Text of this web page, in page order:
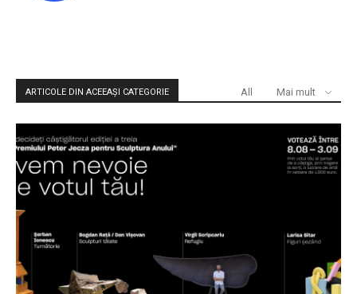
ARTICOLE DIN ACEEAȘI CATEGORIE All Mai mult